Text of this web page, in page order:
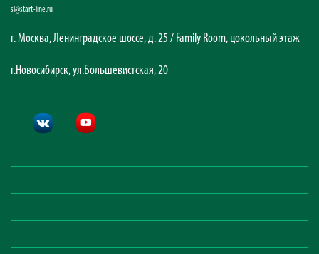
sl@start-line.ru
г. Москва, Ленинградское шоссе, д. 25 / Family Room, цокольный этаж
г.Новосибирск, ул.Большевистская, 20